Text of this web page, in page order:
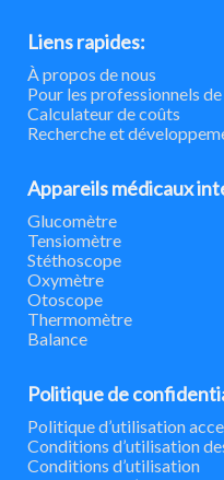
Liens rapides:
À propos de nous
Pour les professionnels
Calculateur de coûts
Recherche et
Appareils médicaux
Glucomètre
Tensiomètre
Stéthoscope
Oxymètre
Otoscope
Thermomètre
Balance
Politique de
Politique d’utilisation
Conditions d’utilisation
Conditions d’utilisation